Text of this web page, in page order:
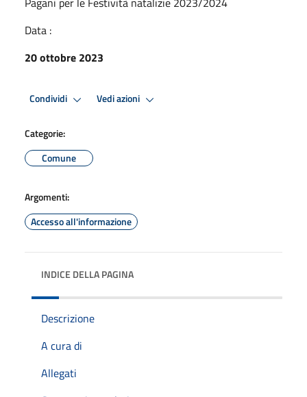
Data :
20 ottobre 2023
Condividi Vedi azioni
Categorie:
Comune
Argomenti:
Accesso all'informazione
INDICE DELLA PAGINA
Descrizione
A cura di
Allegati